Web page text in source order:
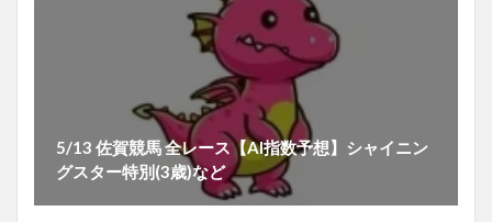
5/13 佐賀競馬 全レース【AI指数予想】シャイニン
グスター特別(3歳)など